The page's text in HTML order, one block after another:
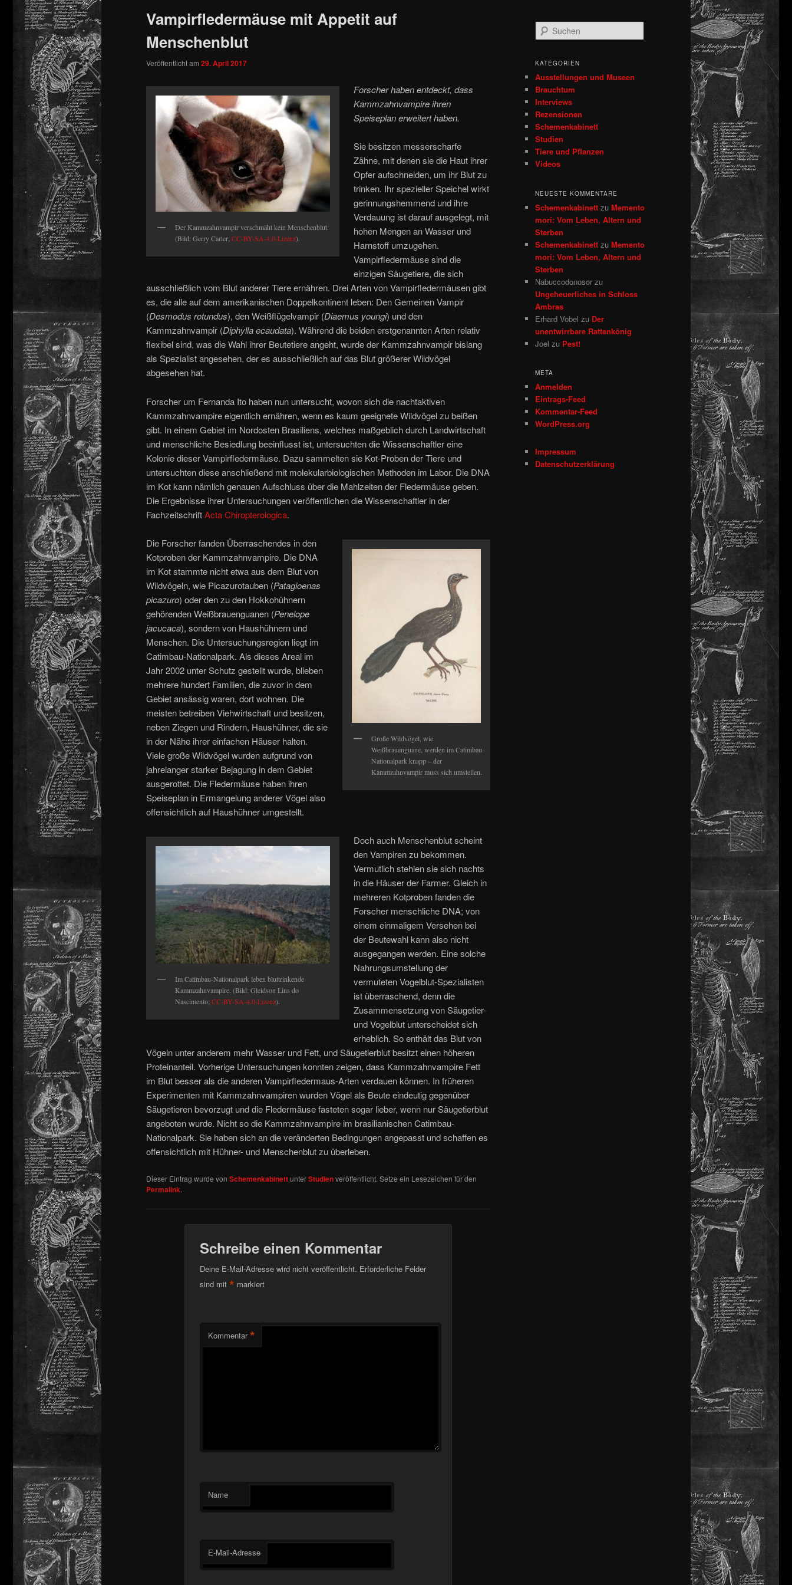
springen
Vampirfledermäuse mit Appetit auf
Menschenblut
Veröffentlicht am 29. April 2017
Der Kammzahnvampir verschmäht kein Menschenblut.
(Bild: Gerry Carter;CC-BY-SA-4.0-Lizenz).
Forscher haben entdeckt, dass
Kammzahnvampire ihren
Speiseplan erweitert haben.
Sie besitzen messerscharfe
Zähne, mit denen sie die Haut ihrer
Opfer aufschneiden, um ihr Blut zu
trinken. Ihr spezieller Speichel wirkt
gerinnungshemmend und ihre
Verdauung ist darauf ausgelegt, mit
hohen Mengen an Wasser und
Harnstoff umzugehen.
Vampirfledermäuse sind die
einzigen Säugetiere, die sich
ausschließlich vom Blut anderer Tiere ernähren. Drei Arten von Vampirfledermäusen gibt
es, die alle auf dem amerikanischen Doppelkontinent leben: Den Gemeinen Vampir
(Desmodus rotundus), den Weißflügelvampir (Diaemus youngi) und den
Kammzahnvampir (Diphylla ecaudata). Während die beiden erstgenannten Arten relativ
flexibel sind, was die Wahl ihrer Beutetiere angeht, wurde der Kammzahnvampir bislang
als Spezialist angesehen, der es ausschließlich auf das Blut größerer Wildvögel
abgesehen hat.
Forscher um Fernanda Ito haben nun untersucht, wovon sich die nachtaktiven
Kammzahnvampire eigentlich ernähren, wenn es kaum geeignete Wildvögel zu beißen
gibt. In einem Gebiet im Nordosten Brasiliens, welches maßgeblich durch Landwirtschaft
und menschliche Besiedlung beeinflusst ist, untersuchten die Wissenschaftler eine
Kolonie dieser Vampirfledermäuse. Dazu sammelten sie Kot-Proben der Tiere und
untersuchten diese anschließend mit molekularbiologischen Methoden im Labor. Die DNA
im Kot kann nämlich genauen Aufschluss über die Mahlzeiten der Fledermäuse geben.
Die Ergebnisse ihrer Untersuchungen veröffentlichen die Wissenschaftler in der
FachzeitschriftActa Chiropterologica.
Große Wildvögel, wie
Weißbrauenguane, werden im Catimbau-
Nationalpark knapp – der
Kammzahnvampir muss sich umstellen.
Die Forscher fanden Überraschendes in den
Kotproben der Kammzahnvampire. Die DNA
im Kot stammte nicht etwa aus dem Blut von
Wildvögeln, wie Picazurotauben (Patagioenas
picazuro) oder den zu den Hokkohühnern
gehörenden Weißbrauenguanen (Penelope
jacucaca), sondern von Haushühnern und
Menschen. Die Untersuchungsregion liegt im
Catimbau-Nationalpark. Als dieses Areal im
Jahr 2002 unter Schutz gestellt wurde, blieben
mehrere hundert Familien, die zuvor in dem
Gebiet ansässig waren, dort wohnen. Die
meisten betreiben Viehwirtschaft und besitzen,
neben Ziegen und Rindern, Haushühner, die sie
in der Nähe ihrer einfachen Häuser halten.
Viele große Wildvögel wurden aufgrund von
jahrelanger starker Bejagung in dem Gebiet
ausgerottet. Die Fledermäuse haben ihren
Speiseplan in Ermangelung anderer Vögel also
offensichtlich auf Haushühner umgestellt.
Im Catimbau-Nationalpark leben bluttrinkende
Kammzahnvampire. (Bild: Gleidson Lins do
Nascimento; CC-BY-SA-4.0-Lizenz).
Doch auch Menschenblut scheint
den Vampiren zu bekommen.
Vermutlich stehlen sie sich nachts
in die Häuser der Farmer. Gleich in
mehreren Kotproben fanden die
Forscher menschliche DNA; von
einem einmaligem Versehen bei
der Beutewahl kann also nicht
ausgegangen werden. Eine solche
Nahrungsumstellung der
vermuteten Vogelblut-Spezialisten
ist überraschend, denn die
Zusammensetzung von Säugetier-
und Vogelblut unterscheidet sich
erheblich. So enthält das Blut von
Vögeln unter anderem mehr Wasser und Fett, und Säugetierblut besitzt einen höheren
Proteinanteil. Vorherige Untersuchungen konnten zeigen, dass Kammzahnvampire Fett
im Blut besser als die anderen Vampirfledermaus-Arten verdauen können. In früheren
Experimenten mit Kammzahnvampiren wurden Vögel als Beute eindeutig gegenüber
Säugetieren bevorzugt und die Fledermäuse fasteten sogar lieber, wenn nur Säugetierblut
angeboten wurde. Nicht so die Kammzahnvampire im brasilianischen Catimbau-
Nationalpark. Sie haben sich an die veränderten Bedingungen angepasst und schaffen es
offensichtlich mit Hühner- und Menschenblut zu überleben.
Dieser Eintrag wurde von SchemenkabinettunterStudienveröffentlicht. Setze ein Lesezeichen für den
Permalink.
Schreibe einen Kommentar
Deine E-Mail-Adresse wird nicht veröffentlicht. Erforderliche Felder
sind mit * markiert
Kommentar *
Name
E-Mail-Adresse
u
h
n
KATEGORIEN
Ausstellungen und Museen
Brauchtum
Interviews
Rezensionen
Schemenkabinett
Studien
Tiere und Pflanzen
Videos
NEUESTE KOMMENTARE
Schemenkabinett zu Memento
mori: Vom Leben, Altern und
Sterben
Schemenkabinett zu Memento
mori: Vom Leben, Altern und
Sterben
Nabuccodonosor zu
Ungeheuerliches in Schloss
Ambras
Erhard Vobel zu Der
unentwirrbare Rattenkönig
Joel zu Pest!
META
Anmelden
Eintrags-Feed
Kommentar-Feed
WordPress.org
Impressum
Datenschutzerklärung